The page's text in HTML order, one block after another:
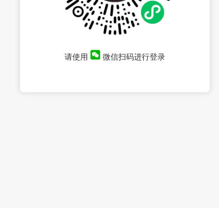
请使用 微信扫码进行登录